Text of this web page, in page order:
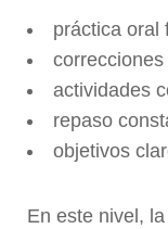
práctica oral
actividades
repaso
objetivos
En este nivel,